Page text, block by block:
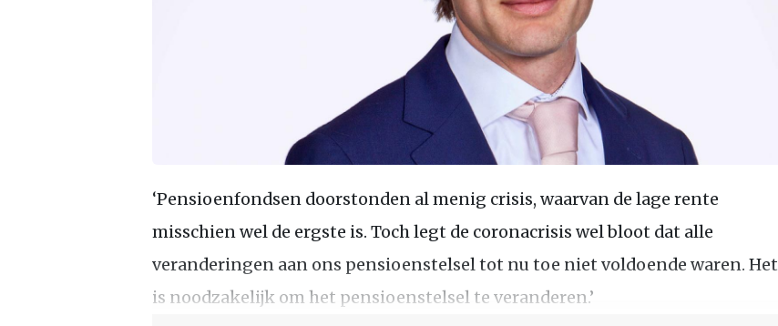
‘Pensioenfondsen doorstonden al menig crisis, waarvan de lage rente
misschien wel de ergste is. Toch legt de coronacrisis wel bloot dat alle
veranderingen aan ons pensioenstelsel tot nu toe niet voldoende waren. Het
is noodzakelijk om het pensioenstelsel te veranderen.’